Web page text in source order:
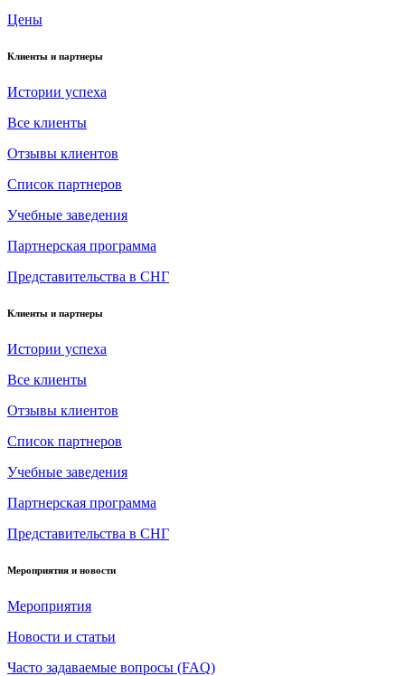
Цены
Клиенты и партнеры
Истории успеха
Все клиенты
Отзывы клиентов
Список партнеров
Учебные заведения
Партнерская программа
Представительства в СНГ
Клиенты и партнеры
Истории успеха
Все клиенты
Отзывы клиентов
Список партнеров
Учебные заведения
Партнерская программа
Представительства в СНГ
Мероприятия и новости
Мероприятия
Новости и статьи
Часто задаваемые вопросы (FAQ)